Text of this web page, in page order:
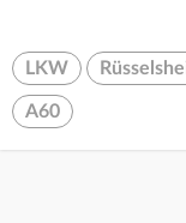
LKW
A60